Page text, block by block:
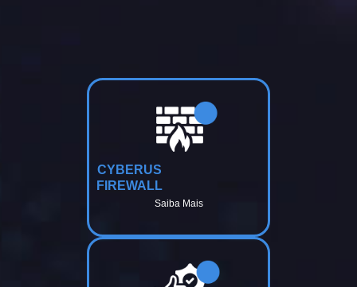
CYBERUS
FIREWALL
Saiba Mais